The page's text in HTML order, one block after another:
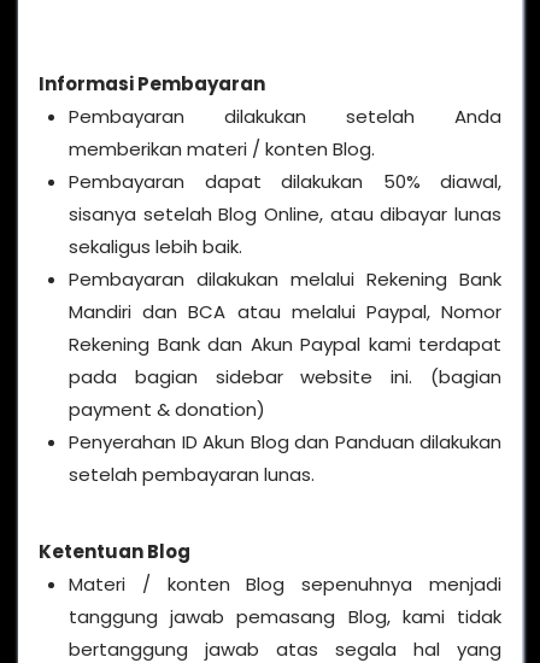
Informasi Pembayaran
Pembayaran dilakukan setelah Anda
memberikan materi / konten Blog.
Pembayaran dapat dilakukan 50% diawal,
sisanya setelah Blog Online, atau dibayar lunas
sekaligus lebih baik.
Pembayaran dilakukan melalui Rekening Bank
Mandiri dan BCA atau melalui Paypal, Nomor
Rekening Bank dan Akun Paypal kami terdapat
pada bagian sidebar website ini. (bagian
payment & donation)
Penyerahan ID Akun Blog dan Panduan dilakukan
setelah pembayaran lunas.
Ketentuan Blog
Materi / konten Blog sepenuhnya menjadi
tanggung jawab pemasang Blog, kami tidak
bertanggung jawab atas segala hal yang